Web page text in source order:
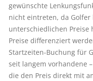
gewünschte
nicht eintreten, da
unterschiedlichen Preise
Preise differenziert
Startzeiten-Buchung für
seit langem vorhandene
die den Preis direkt mit